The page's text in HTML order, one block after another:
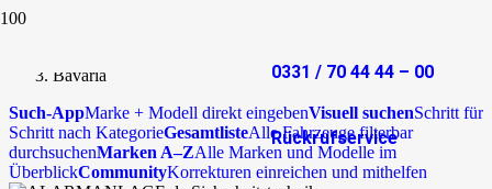
0331 / 70 44 44 – 00
Rückrufservice
Bavaria
Such-AppMarke + Modell direkt eingebenVisuell suchenSchritt für
Schritt nach KategorieGesamtlisteAlle Fahrzeuge filterbar
durchsuchenMarken A–ZAlle Marken und Modelle im
ÜberblickCommunityKorrekturen einreichen und mithelfen